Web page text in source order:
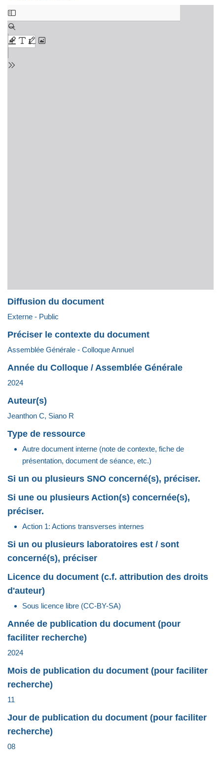
Diffusion du document
Externe - Public
Préciser le contexte du document
Assemblée Générale - Colloque Annuel
Année du Colloque / Assemblée Générale
2024
Auteur(s)
Jeanthon C, Siano R
Type de ressource
Autre document interne (note de contexte, fiche de
présentation, document de séance, etc.)
Si un ou plusieurs SNO concerné(s), préciser.
Si une ou plusieurs Action(s) concernée(s),
préciser.
Action 1: Actions transverses internes
Si un ou plusieurs laboratoires est / sont
concerné(s), préciser
Licence du document (c.f. attribution des droits
d'auteur)
Sous licence libre (CC-BY-SA)
Année de publication du document (pour
faciliter recherche)
2024
Mois de publication du document (pour faciliter
recherche)
11
Jour de publication du document (pour faciliter
recherche)
08